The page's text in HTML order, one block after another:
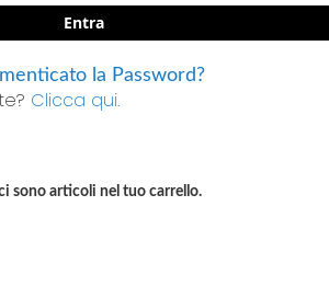
Entra
la Password?
Clicca qui.
sono articoli nel tuo carrello.